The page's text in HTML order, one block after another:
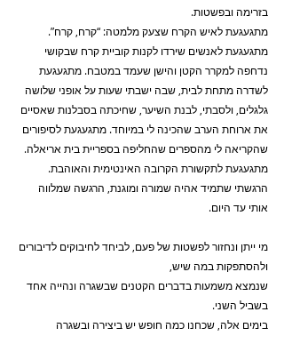
בזרימה ובפשטות.
מתגעגעת לאיש הקרח שצעק מלמטה: “קרח, קרח”.
מתגעגעת לאנשים שירדו לקנות קוביית קרח שבקושי
נדחפה למקרר הקטן והישן שעמד במטבח. מתגעגעת
לשדרה מתחת לבית, שבה ישבתי שעות על אופני שלושה
גלגלים, ולסבתי, לבנת השיער, שחיכתה בסבלנות שאסיים
את ארוחת הערב שהכינה לי במיוחד. מתגעגעת לסיפורים
שהקריאה לי מהספרים שהחליפה בספריית בית אריאלה.
מתגעגעת לתקשורת הקרובה האינטימית והאוהבת.
הרגשתי שתמיד אהיה שמורה ומוגנת, הרגשה שמלווה
אותי עד היום.
מי ייתן ונחזור לפשטות של פעם, לביחד לחיבוקים לדיבורים
ולהסתפקות במה שיש,
שנמצא משמעות בדברים הקטנים שבשגרה ונהייה אחד
בשביל השני.
בימים אלה, שכחנו כמה חופש יש ביצירה ובשגרה